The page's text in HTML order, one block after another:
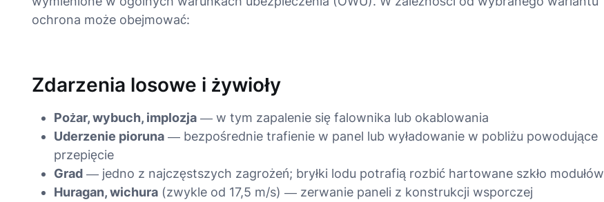
ochrona może obejmować:
Zdarzenia losowe i żywioły
Pożar, wybuch, implozja— w tym zapalenie się falownika lub okablowania
Uderzenie pioruna— bezpośrednie trafienie w panel lub wyładowanie w pobliżu powodujące
przepięcie
Grad— jedno z najczęstszych zagrożeń; bryłki lodu potrafią rozbić hartowane szkło modułów
Huragan, wichura(zwykle od 17,5 m/s) — zerwanie paneli z konstrukcji wsporczej